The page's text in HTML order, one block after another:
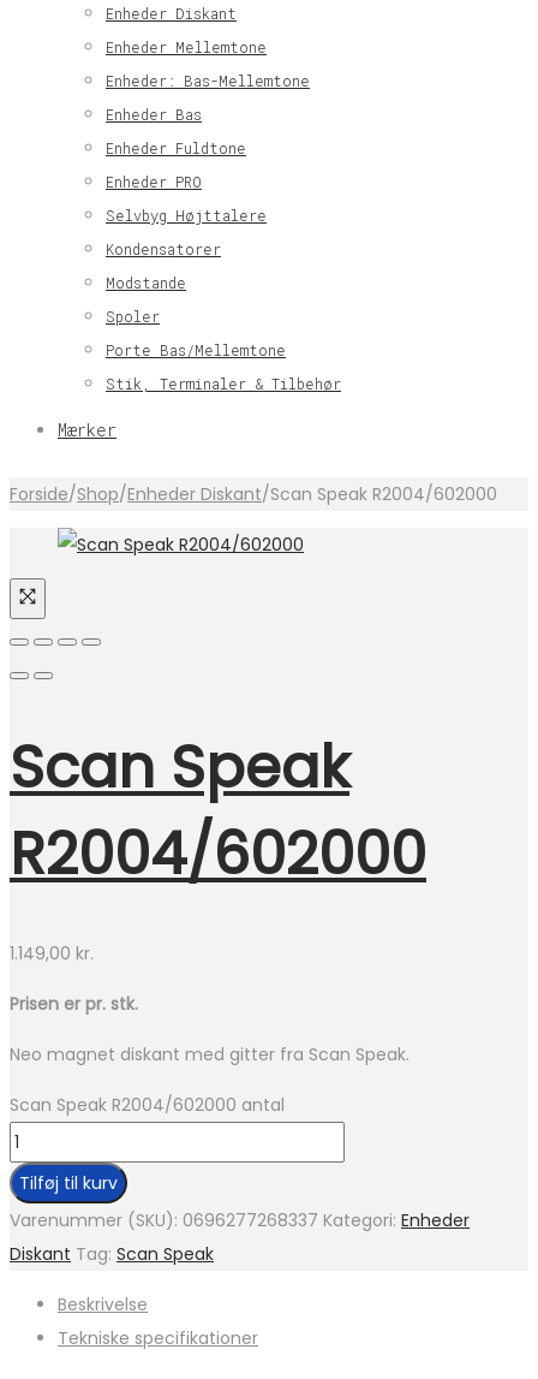
Enheder Diskant
Enheder Mellemtone
Enheder: Bas-Mellemtone
Enheder Bas
Enheder Fuldtone
Enheder PRO
Selvbyg Højttalere
Kondensatorer
Modstande
Spoler
Porte Bas/Mellemtone
Stik, Terminaler & Tilbehør
Mærker
Forside/Shop/Enheder Diskant/Scan Speak R2004/602000
Scan Speak
R2004/602000
1.149,00 kr.
Prisen er pr. stk.
Neo magnet diskant med gitter fra Scan Speak.
Scan Speak R2004/602000 antal
Tilføj til kurv
Varenummer (SKU): 0696277268337 Kategori: Enheder
Diskant Tag: Scan Speak
Beskrivelse
Tekniske specifikationer